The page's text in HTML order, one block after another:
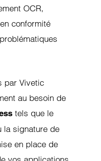
OCR,
conformité
par Vivetic
au besoin de
tels que le
la signature de
en place de